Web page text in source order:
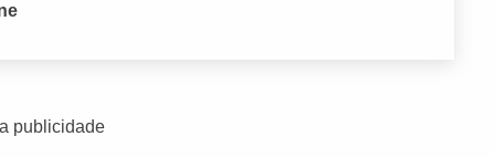
publicidade